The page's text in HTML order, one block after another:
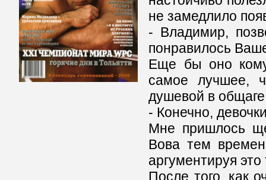
не замедлило
- Владимир,
понравилось
Еще бы оно
самое лучшее,
душевой в
- Конечно,
Мне пришлось
Вова тем
аргументируя
После того, как